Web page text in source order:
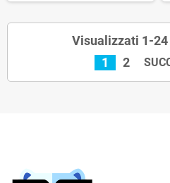
Visualizzati 1-
1
2